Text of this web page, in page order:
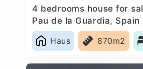
4 bedrooms house for
Pau de la Guardia, Spain
Haus
870m2